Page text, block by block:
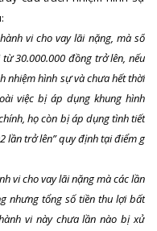
vi cho vay lãi nặng, mà số
30.000.000 đồng trở lên, nếu
nhiệm hình sự và chưa hết thời
việc bị áp dụng khung hình
họ còn bị áp dụng tình tiết
lần trở lên” quy định tại điểm g
vi cho vay lãi nặng mà các lần
nhưng tổng số tiền thu lợi bất
vi này chưa lần nào bị xử